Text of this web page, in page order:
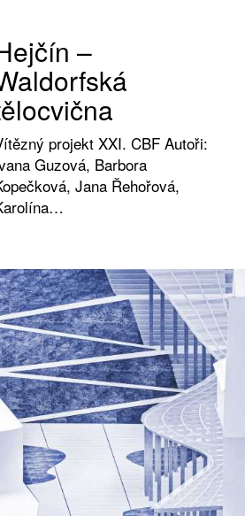
–
projekt XXI. CBF Autoři:
Guzová, Barbora
Jana Řehořová,